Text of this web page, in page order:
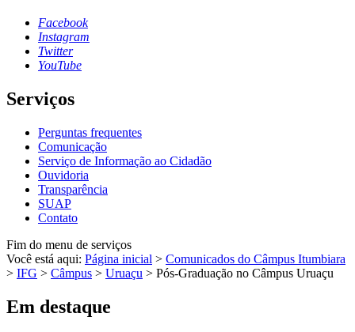
Facebook
Instagram
Twitter
YouTube
Serviços
Perguntas frequentes
Comunicação
Serviço de Informação ao Cidadão
Ouvidoria
Transparência
SUAP
Contato
Fim do menu de serviços
Você está aqui: Página inicial > Comunicados do Câmpus Itumbiara
> IFG > Câmpus > Uruaçu > Pós-Graduação no Câmpus Uruaçu
Em destaque